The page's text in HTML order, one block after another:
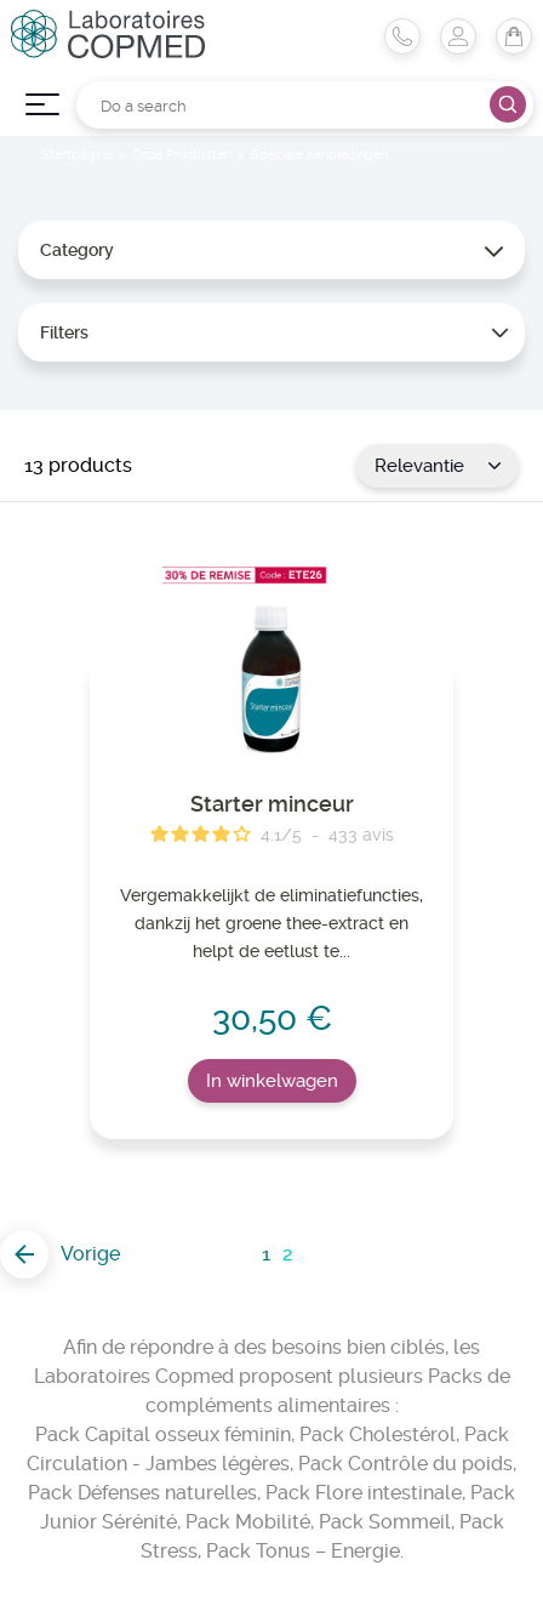
Category
Filters
13 products Relevantie
Starter minceur
4.1/5 - 433 avis
Vergemakkelijkt de eliminatiefuncties,
dankzij het groene thee-extract en
helpt de eetlust te...
30,50 €
In winkelwagen
Vorige 1 2
Afin de répondre à des besoins bien ciblés, les
Laboratoires Copmed proposent plusieurs Packs de
compléments alimentaires :
Pack Capital osseux féminin, Pack Cholestérol, Pack
Circulation - Jambes légères, Pack Contrôle du poids,
Pack Défenses naturelles, Pack Flore intestinale, Pack
Junior Sérénité, Pack Mobilité, Pack Sommeil, Pack
Stress, Pack Tonus – Energie.